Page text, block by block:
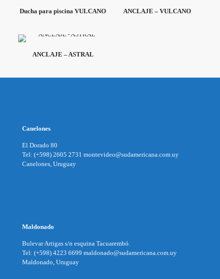
Ducha para piscina VULCANO ANCLAJE – VULCANO
ANCLAJE – ASTRAL
Canelones
El Dorado 80
Tel: (+598) 2605 2731 montevideo@sudamericana.com.uy
Canelones, Uruguay
Maldonado
Bulevar Artigas s/n esquina Tacuarembó.
Tel: (+598) 4223 6699 maldonado@sudamericana.com.uy
Maldonado, Uruguay